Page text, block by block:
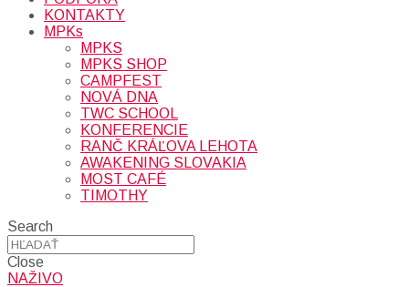
KONTAKTY
MPKs
MPKS
MPKS SHOP
CAMPFEST
NOVÁ DNA
TWC SCHOOL
KONFERENCIE
RANČ KRÁĽOVA LEHOTA
AWAKENING SLOVAKIA
MOST CAFÉ
TIMOTHY
Search
Close
NAŽIVO